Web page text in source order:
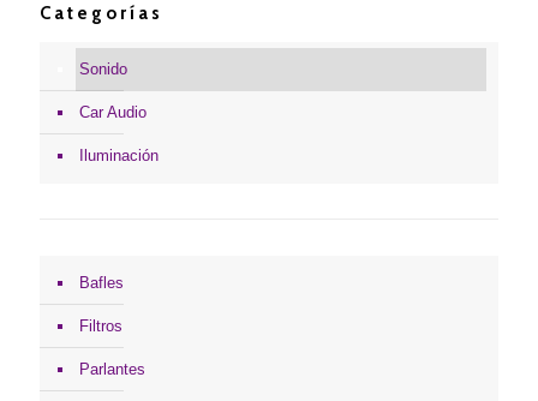
Categorías
Sonido
Car Audio
Iluminación
Bafles
Filtros
Parlantes